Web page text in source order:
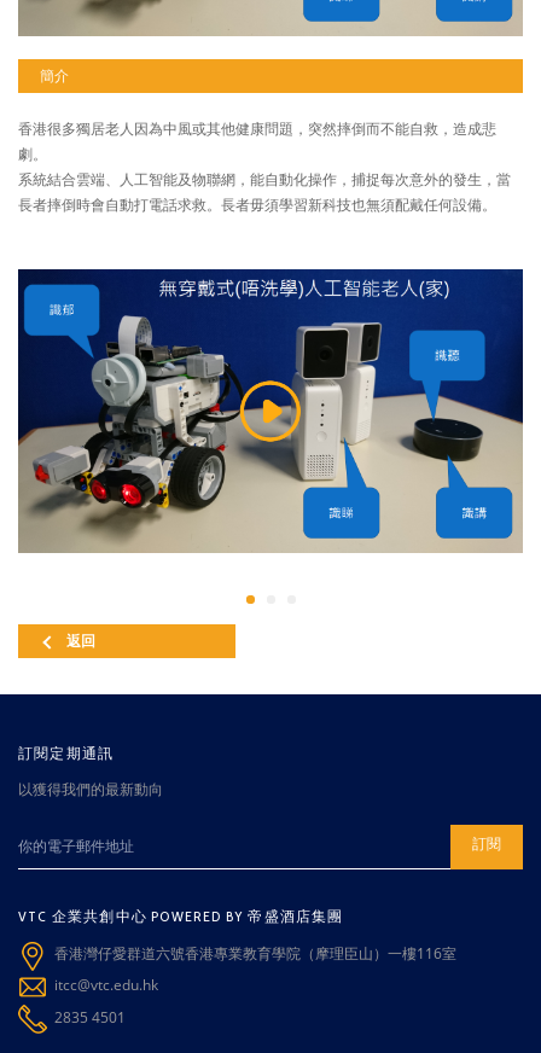
簡介
香港很多獨居老人因為中風或其他健康問題，突然摔倒而不能自救，造成悲
劇。
系統結合雲端、人工智能及物聯網，能自動化操作，捕捉每次意外的發生，當
長者摔倒時會自動打電話求救。長者毋須學習新科技也無須配戴任何設備。
返回
訂閱定期通訊
以獲得我們的最新動向
訂閱
VTC 企業共創中心 POWERED BY 帝盛酒店集團
香港灣仔愛群道六號香港專業教育學院（摩理臣山）一樓116室
itcc@vtc.edu.hk
2835 4501